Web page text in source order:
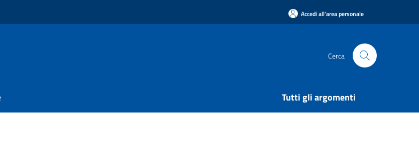
Accedi all'area personale
Cerca
Tutti gli argomenti